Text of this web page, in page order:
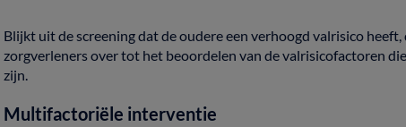
Blijkt uitdescreeningdatdeoudereeenverhoogdvalrisico heeft,
zorgverlenersovertot het beoordelenvandevalrisicofactorendie
zijn.
Multifactoriële interventie